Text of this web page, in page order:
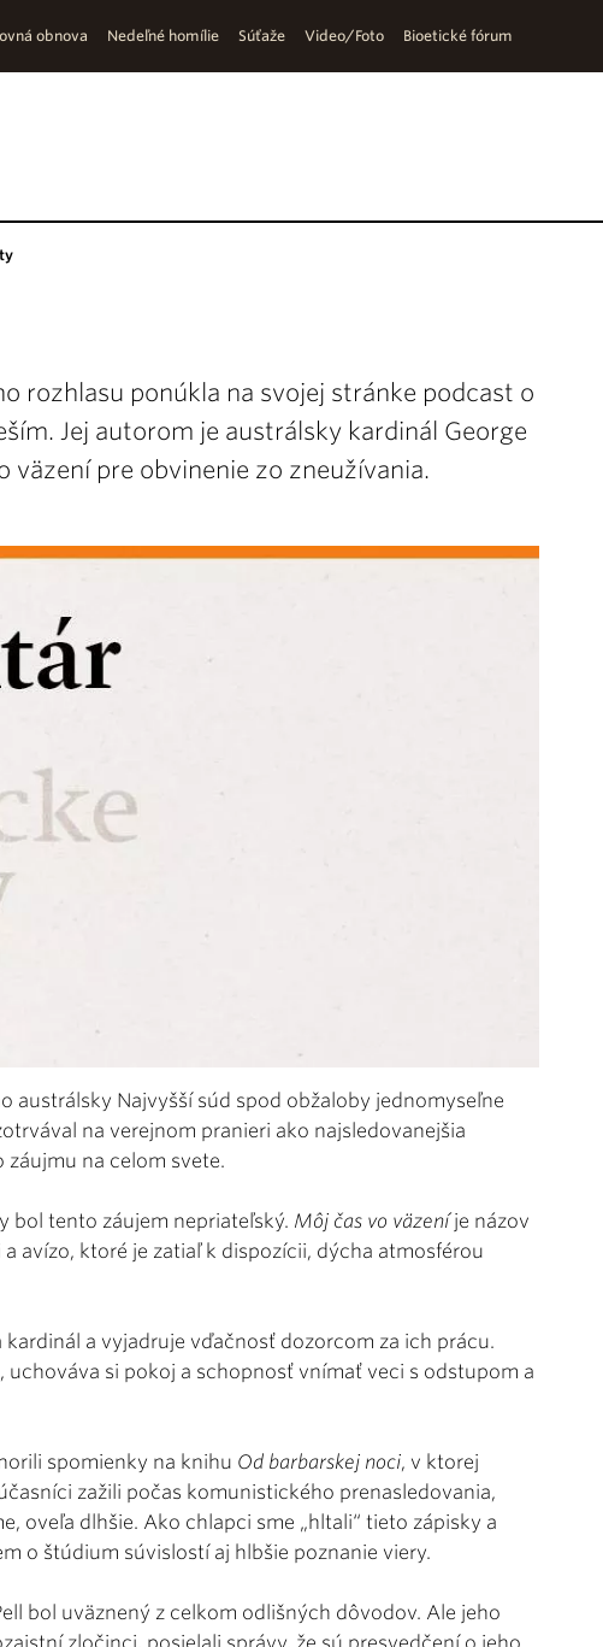
obnova Nedeľné homílie Súťaže Video/Foto Bioetické fórum
rozhlasu ponúkla na svojej stránke podcast o
Jej autorom je austrálsky kardinál George
väzení pre obvinenie zo zneužívania.
austrálsky Najvyšší súd spod obžaloby jednomyseľne
na verejnom pranieri ako najsledovanejšia
záujmu na celom svete.
bol tento záujem nepriateľský. Môj čas vo väzeníje názov
avízo, ktoré je zatiaľ k dispozícii, dýcha atmosférou
kardinál a vyjadruje vďačnosť dozorcom za ich prácu.
si pokoj a schopnosť vnímať veci s odstupom a
spomienky na knihu Od barbarskej noci, v ktorej
zažili počas komunistického prenasledovania,
oveľa dlhšie. Ako chlapci sme „hltali“ tieto zápisky a
o štúdium súvislostí aj hlbšie poznanie viery.
bol uväznený z celkom odlišných dôvodov. Ale jeho